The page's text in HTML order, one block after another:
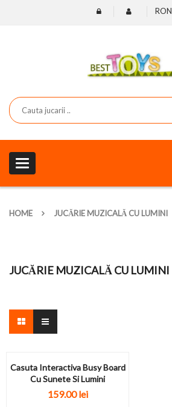
RON
Toggle
navigation
HOME JUCĂRIE MUZICALĂ CU LUMINI
JUCĂRIE MUZICALĂ CU LUMINI
Casuta Interactiva Busy Board
Cu Sunete Si Lumini
159.00lei